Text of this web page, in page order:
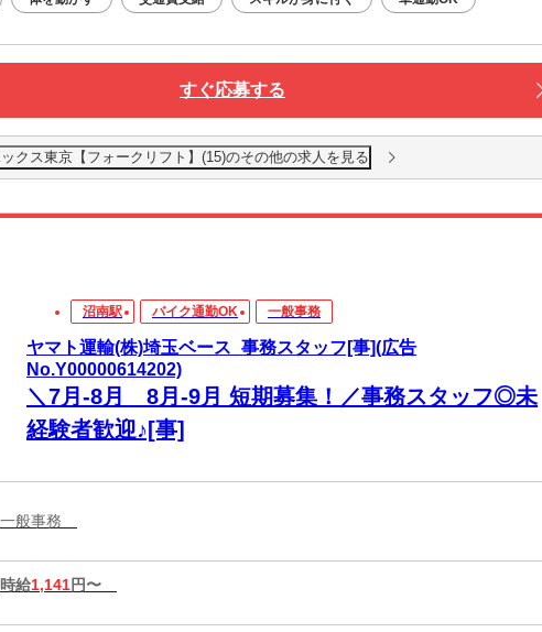
すぐ応募する
クス東京【フォークリフト】(15)のその他の求人を見る
沼南駅 バイク通勤OK 一般事務
ヤマト運輸(株)埼玉ベース_事務スタッフ[事](広告
No.Y00000614202)
＼7月-8月 8月-9月 短期募集！／事務スタッフ◎未
経験者歓迎♪[事]
一般事務
時給1,141円〜